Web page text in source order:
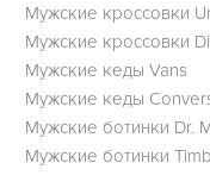
Мужские кроссовки
Мужские кроссовки
Мужские кеды Vans
Мужские кеды
Мужские ботинки Dr.
Мужские ботинки